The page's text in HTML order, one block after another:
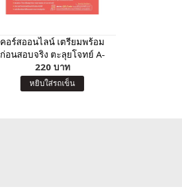
คอร์สออนไลน์ เตรียมพร้อม
ก่อนสอบจริง ตะลุยโจทย์ A-
Level เคมี
220 บาท
หยิบใส่รถเข็น